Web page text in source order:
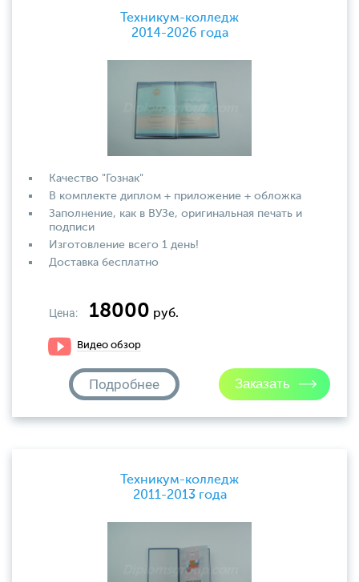
Техникум-колледж
2014-2026 года
Качество "Гознак"
В комплекте диплом + приложение + обложка
Заполнение, как в ВУЗе, оригинальная печать и
подписи
Изготовление всего 1 день!
Доставка бесплатно
Цена: 18000 руб.
Видео обзор
Подробнее
Техникум-колледж
2011-2013 года